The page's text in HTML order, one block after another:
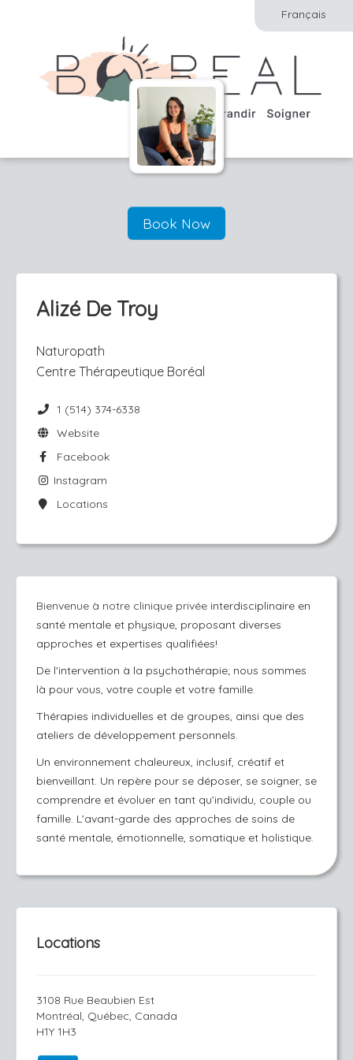
Français
Book Now
Alizé De Troy
Naturopath
Centre Thérapeutique Boréal
1 (514) 374-6338
Website
Facebook
Instagram
Locations
Bienvenue à notre clinique privée interdisciplinaire en
santé mentale et physique, proposant diverses
approches et expertises qualifiées!
De l'intervention à la psychothérapie; nous sommes
là pour vous, votre couple et votre famille.
Thérapies individuelles et de groupes, ainsi que des
ateliers de développement personnels.
Un environnement chaleureux, inclusif, créatif et
bienveillant. Un repère pour se déposer, se soigner, se
comprendre et évoluer en tant qu’individu, couple ou
famille. L'avant-garde des approches de soins de
santé mentale, émotionnelle, somatique et holistique.
Locations
3108 Rue Beaubien Est
Montréal, Québec, Canada
H1Y 1H3